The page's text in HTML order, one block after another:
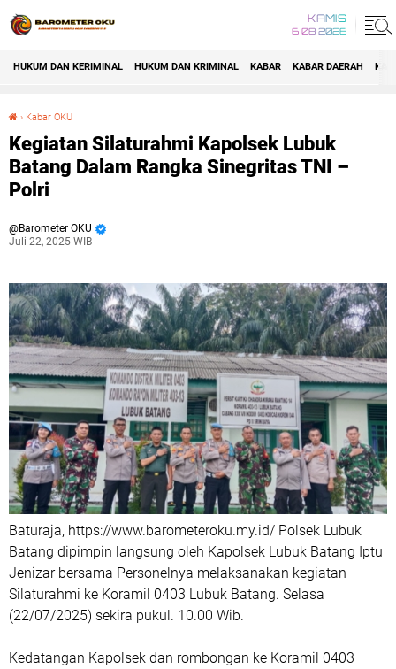
KAMIS
6 08 2026
HUKUM DAN KERIMINAL HUKUM DAN KRIMINAL KABAR KABAR DAERAH
› Kabar OKU
Kegiatan Silaturahmi Kapolsek Lubuk
Batang Dalam Rangka Sinegritas TNI –
Polri
Barometer OKU
Juli 22, 2025 WIB
Baturaja, https://www.barometeroku.my.id/ Polsek Lubuk
Batang dipimpin langsung oleh Kapolsek Lubuk Batang Iptu
Jenizar bersama Personelnya melaksanakan kegiatan
Silaturahmi ke Koramil 0403 Lubuk Batang. Selasa
(22/07/2025) sekira pukul. 10.00 Wib.
Kedatangan Kapolsek dan rombongan ke Koramil 0403